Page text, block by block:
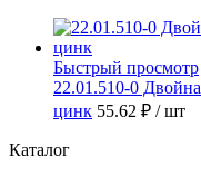
Быстрый просмотр
22.01.510-0
цинк 55.62 ₽ / шт
Каталог